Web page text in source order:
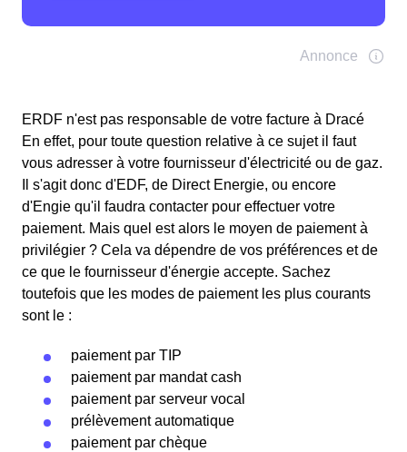
ERDF n'est pas responsable de votre facture à Dracé
En effet, pour toute question relative à ce sujet il faut
vous adresser à votre fournisseur d'électricité ou de gaz.
Il s'agit donc d'EDF, de Direct Energie, ou encore
d'Engie qu'il faudra contacter pour effectuer votre
paiement. Mais quel est alors le moyen de paiement à
privilégier ? Cela va dépendre de vos préférences et de
ce que le fournisseur d'énergie accepte. Sachez
toutefois que les modes de paiement les plus courants
sont le :
paiement par TIP
paiement par mandat cash
paiement par serveur vocal
prélèvement automatique
paiement par chèque